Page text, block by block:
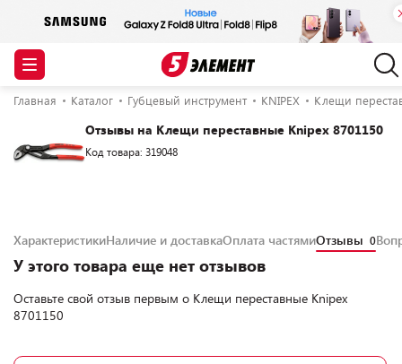
Главная Каталог Губцевый инструмент KNIPEX Клещи
Отзывы на Клещи переставные Knipex 8701150
Код товара: 319048
ХарактеристикиНаличие и доставкаОплата частямиОтзывы 0
У этого товара еще нет отзывов
Оставьте свой отзыв первым о Клещи переставные Knipex
8701150